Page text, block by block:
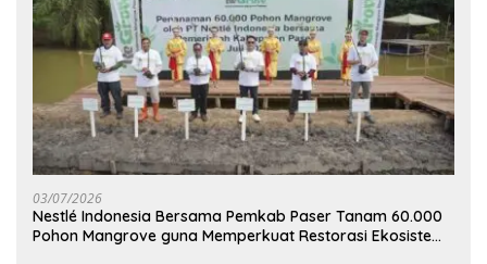
03/07/2026
Nestlé Indonesia Bersama Pemkab Paser Tanam 60.000
Pohon Mangrove guna Memperkuat Restorasi Ekosistem